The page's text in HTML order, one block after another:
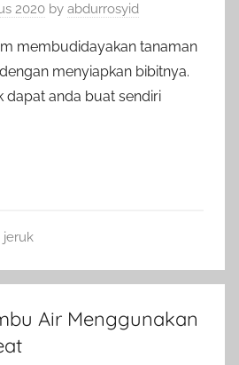
2020 by abdurrosyid
membudidayakan tanaman
menyiapkan bibitnya.
dapat anda buat sendiri
jeruk
Air Menggunakan